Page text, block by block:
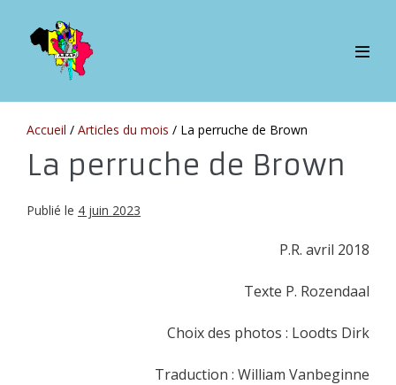
contenu
Accueil / Articles du mois / La perruche de Brown
La perruche de Brown
Publié le 4 juin 2023
P.R. avril 2018
Texte P. Rozendaal
Choix des photos : Loodts Dirk
Traduction : William Vanbeginne